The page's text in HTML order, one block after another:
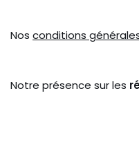
Nos conditions
Notre présence sur les